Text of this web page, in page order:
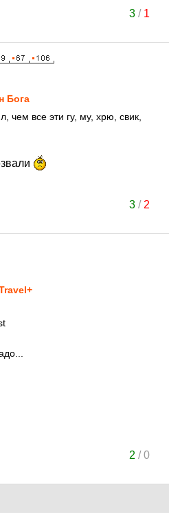
3/ 1
Бога
чем все эти гу, му, хрю, свик,
3/ 2
2 /0